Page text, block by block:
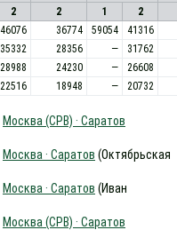
2 2 1
2
46076 36774 59054
41316
35332 28356 —
31762
28988 24230 —
26608
22516 18948 — 20732
Москва (СРВ) · Саратов
Москва · Саратов (Октябрьская
Москва · Саратов (Иван
Москва (СРВ) · Саратов